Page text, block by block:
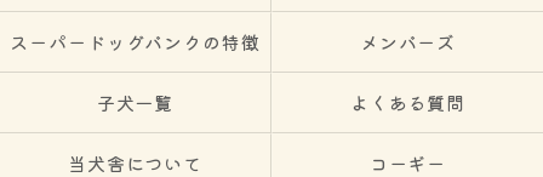
スーパードッグバンクの特徴 メンバーズ
子犬一覧 よくある質問
当犬舎について コーギー